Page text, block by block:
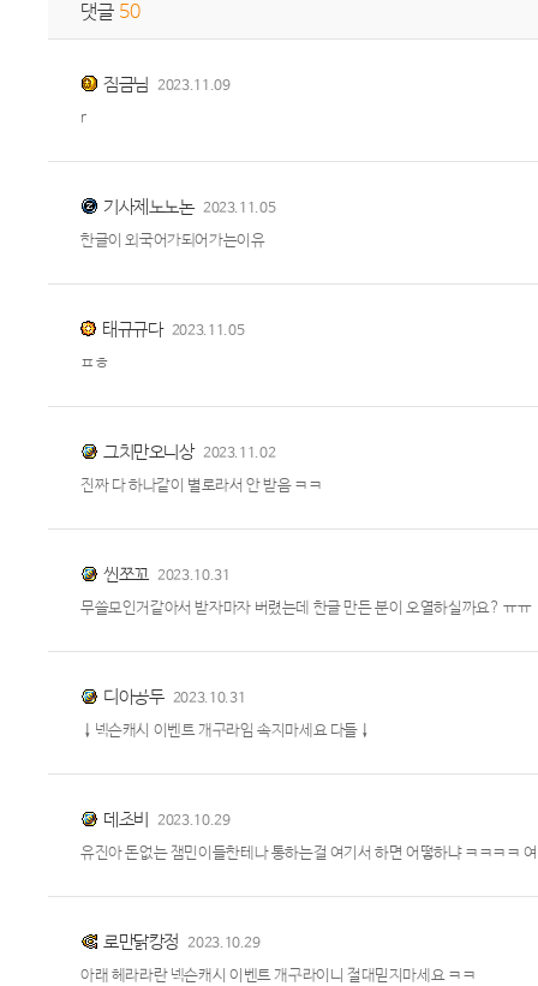
댓글 50
짐금님 2023.11.09
r
기사제노노논 2023.11.05
한글이 외국어가되어가는이유
태규규다 2023.11.05
ㅍㅎ
그치만오니상 2023.11.02
진짜 다 하나같이 별로라서 안 받음 ㅋㅋ
씬쪼꼬 2023.10.31
무쓸모인거같아서 받자마자 버렸는데 한글 만든 분이 오열하실까요? ㅠㅠ
디아공두 2023.10.31
↓넥슨캐시 이벤트 개구라임 속지마세요 다들↓
데초비 2023.10.29
유진아 돈없는 잼민이들한테나 통하는걸 여기서 하면 어떻하냐 ㅋㅋㅋㅋ
로만닭캉정 2023.10.29
아래 헤라라란 넥슨캐시 이벤트 개구라이니 절대믿지마세요 ㅋㅋ